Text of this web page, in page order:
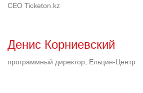
CEO Ticketon.kz
Денис Корниевский
программный директор, Ельцин-Центр